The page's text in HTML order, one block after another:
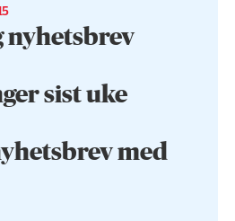
nyhetsbrev
sist uke
med